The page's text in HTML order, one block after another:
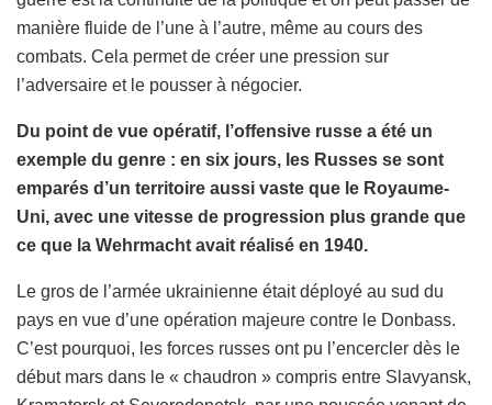
manière fluide de l’une à l’autre, même au cours des
combats. Cela permet de créer une pression sur
l’adversaire et le pousser à négocier.
Du point de vue opératif, l’offensive russe a été un
exemple du genre : en six jours, les Russes se sont
emparés d’un territoire aussi vaste que le Royaume-
Uni, avec une vitesse de progression plus grande que
ce que la Wehrmacht avait réalisé en 1940.
Le gros de l’armée ukrainienne était déployé au sud du
pays en vue d’une opération majeure contre le Donbass.
C’est pourquoi, les forces russes ont pu l’encercler dès le
début mars dans le « chaudron » compris entre Slavyansk,